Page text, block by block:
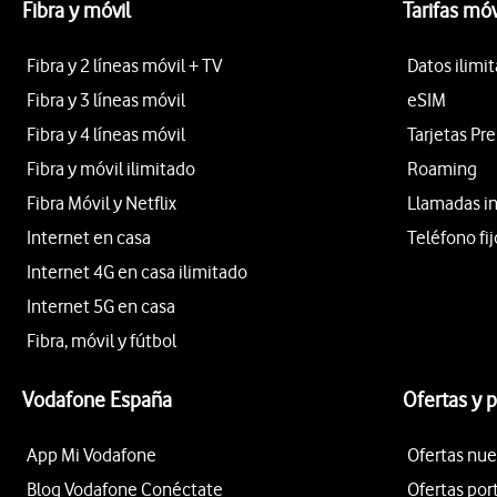
Fibra y móvil
Fibra y 2 líneas móvil + TV
Fibra y 3 líneas móvil
Fibra y 4 líneas móvil
Fibra y móvil ilimitado
Fibra Móvil y Netflix
Internet en casa
Internet 4G en casa ilimitado
Internet 5G en casa
Fibra, móvil y fútbol
Tarifas
Datos
eSIM
Tarjetas
Roaming
Llamadas
Teléfono
Vodafone España
App Mi Vodafone
Blog Vodafone Conéctate
Ofertas y
Ofertas
Ofertas